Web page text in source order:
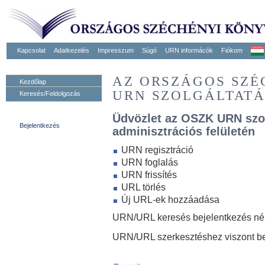
Kapcsolat Adatkezelés Impresszum Súgó URN informácók Fiókom
Kezdőlap
Keresés/Feldolgozás
Bejelentkezés
AZ ORSZÁGOS
URN
Üdvözlet az OSZK URN
adminisztrációs felületén
URN regisztráció
URN foglalás
URN frissítés
URL törlés
Új URL-ek hozzáadása
URN/URL keresés bejelentkezés
URN/URL szerkesztéshez viszont